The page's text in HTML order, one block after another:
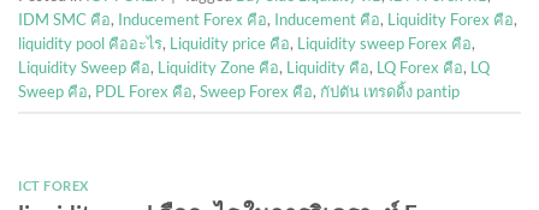
IDM SMC คือ, Inducement Forex คือ, Inducement คือ, Liquidity Forex คือ,
liquidity pool คืออะไร, Liquidity price คือ, Liquidity sweep Forex คือ,
Liquidity Sweep คือ, Liquidity Zone คือ, Liquidity คือ, LQ Forex คือ, LQ
Sweep คือ, PDL Forex คือ, Sweep Forex คือ, กัปตัน เทรดดิ้ง pantip
ICT FOREX